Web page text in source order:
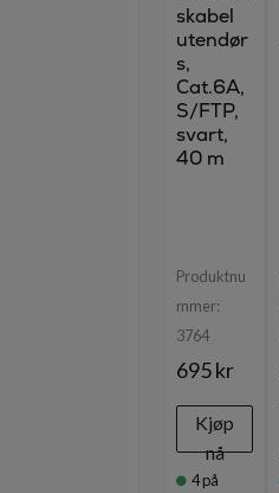
skabel
utendør
s,
Cat.6A,
S/FTP,
svart,
40 m
Produktnu
mmer:
3764
695 kr
Kjøp
nå
4på